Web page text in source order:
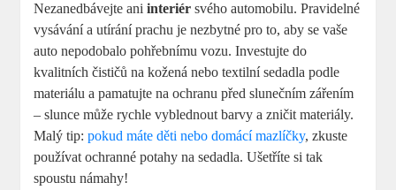
Nezanedbávejte aniinteriér svého automobilu. Pravidelné
vysávání a utírání prachu je nezbytné pro to, aby se vaše
auto nepodobalo pohřebnímu vozu. Investujte do
kvalitních čističů na kožená nebo textilní sedadla podle
materiálu a pamatujte na ochranu před slunečním zářením
– slunce může rychle vyblednout barvy a zničit materiály.
Malý tip:pokud máte děti nebo domácí mazlíčky, zkuste
používat ochranné potahy na sedadla. Ušetříte si tak
spoustu námahy!